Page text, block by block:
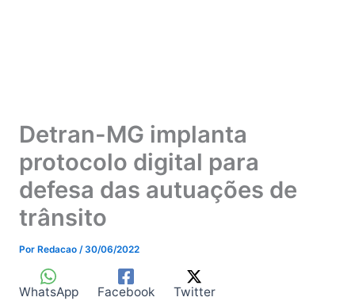
Detran-MG implanta
protocolo digital para
defesa das autuações de
trânsito
Por Redacao /30/06/2022
WhatsApp Facebook Twitter